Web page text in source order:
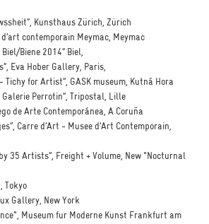
Kunsthaus Zürich, Zürich
d’art contemporain Meymac, Meymac
Biene 2014” Biel,
Eva Hober Gallery, Paris,
for Artist”, GASK museum, Kutná Hora
Perrotin”, Tripostal, Lille
de Arte Contemporánea, A Coruña
Carre d’Art - Musee d’Art Contemporain,
Artists”, Freight + Volume, New "Nocturnal
Gallery, New York
Museum fur Moderne Kunst Frankfurt am